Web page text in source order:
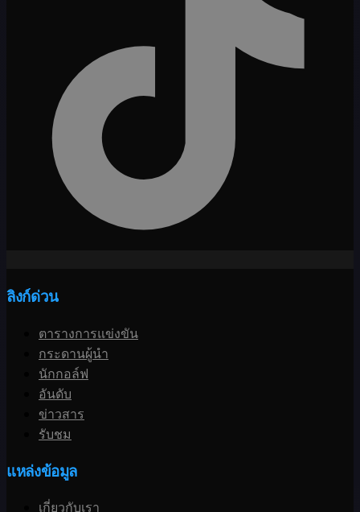
ลิงก์ด่วน
ตารางการแข่งขัน
กระดานผู้นำ
นักกอล์ฟ
อันดับ
ข่าวสาร
รับชม
แหล่งข้อมูล
เกี่ยวกับเรา